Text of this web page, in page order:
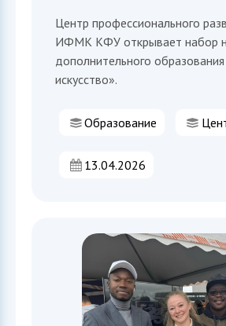
Центр профессионального
ИФМК КФУ открывает набор
дополнительного
искусство».
Образование
13.04.2026